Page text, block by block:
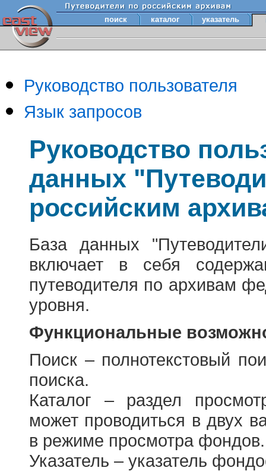
поиск каталог указатель
Руководство пользователя
Язык запросов
Руководство
данных
российским
База данных
включает в себя
путеводителя по архивам
уровня.
Функциональные
Поиск – полнотекстовый
поиска.
Каталог – раздел
может проводиться в двух
в режиме просмотра фондов.
Указатель – указатель